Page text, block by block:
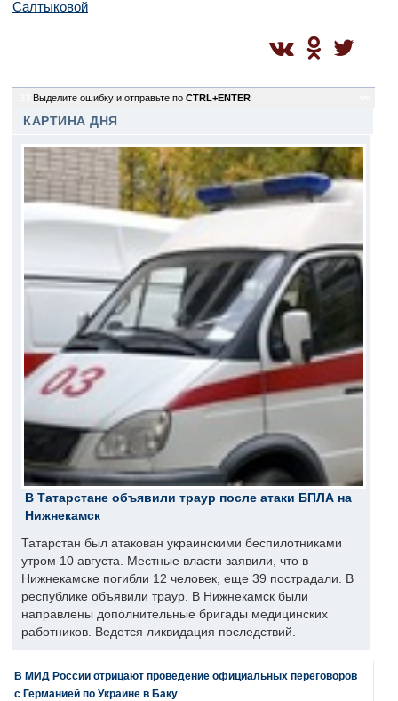
Салтыковой
Выделите ошибку и отправьте по CTRL+ENTER
КАРТИНА ДНЯ
В Татарстане объявили траур после атаки БПЛА на
Нижнекамск
Татарстан был атакован украинскими беспилотниками
утром 10 августа. Местные власти заявили, что в
Нижнекамске погибли 12 человек, еще 39 пострадали. В
республике объявили траур. В Нижнекамск были
направлены дополнительные бригады медицинских
работников. Ведется ликвидация последствий.
В МИД России отрицают проведение официальных переговоров
с Германией по Украине в Баку